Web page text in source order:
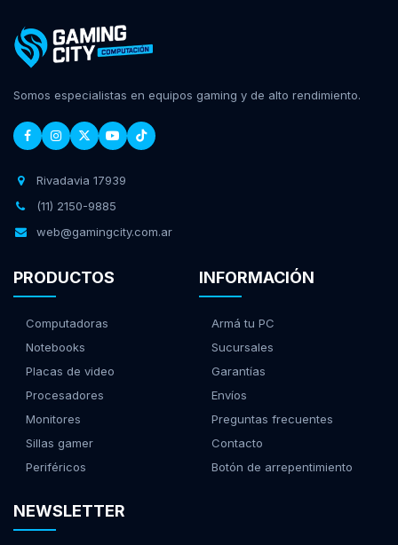
Somos especialistas en equipos gaming y de alto rendimiento.
Rivadavia 17939
(11) 2150-9885
web@gamingcity.com.ar
PRODUCTOS
Computadoras
Notebooks
Placas de video
Procesadores
Monitores
Sillas gamer
Periféricos
INFORMACIÓN
Armá tu PC
Sucursales
Garantías
Envíos
Preguntas frecuentes
Contacto
Botón de arrepentimiento
NEWSLETTER